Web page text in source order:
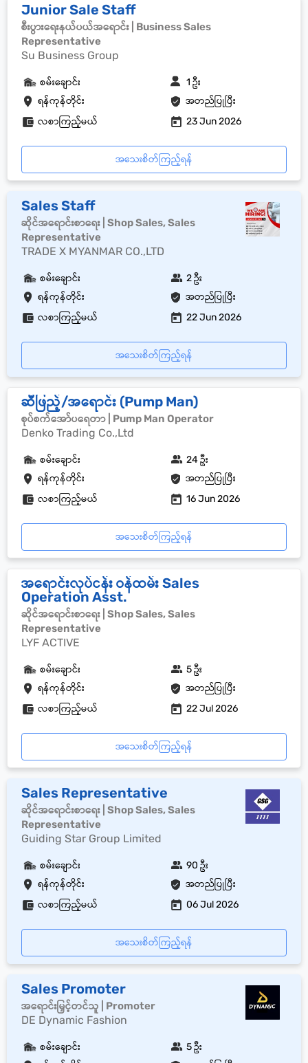
Junior Sale Staff
စီးပွားရေးနယ်ပယ်အရောင်း | Business Sales
Representative
Su Business Group
ရန်ကုန်တိုင်း အတည်ပြုပြီး
စမ်းချောင်း 1 ဦး
လစာကြည့်မယ် 23 Jun 2026
အသေးစိတ်ကြည့်ရန်
Sales Staff
ဆိုင်အရောင်းစာရေး | Shop Sales, Sales
Representative
TRADE X MYANMAR CO.,LTD
ရန်ကုန်တိုင်း အတည်ပြုပြီး
စမ်းချောင်း 2 ဦး
လစာကြည့်မယ် 22 Jun 2026
အသေးစိတ်ကြည့်ရန်
ဆီဖြည့်/အရောင်း (Pump Man)
စုပ်စက်အော်ပရေတာ | Pump Man Operator
Denko Trading Co.,Ltd
ရန်ကုန်တိုင်း အတည်ပြုပြီး
စမ်းချောင်း 24 ဦး
လစာကြည့်မယ် 16 Jun 2026
အသေးစိတ်ကြည့်ရန်
အရောင်းလုပ်ငန်း ဝန်ထမ်း Sales
Operation Asst.
ဆိုင်အရောင်းစာရေး | Shop Sales, Sales
Representative
LYF ACTIVE
ရန်ကုန်တိုင်း အတည်ပြုပြီး
စမ်းချောင်း 5 ဦး
လစာကြည့်မယ် 22 Jul 2026
အသေးစိတ်ကြည့်ရန်
Sales Representative
ဆိုင်အရောင်းစာရေး | Shop Sales, Sales
Representative
Guiding Star Group Limited
ရန်ကုန်တိုင်း အတည်ပြုပြီး
စမ်းချောင်း 90 ဦး
လစာကြည့်မယ် 06 Jul 2026
အသေးစိတ်ကြည့်ရန်
Sales Promoter
အရောင်းမြှင့်တင်သူ | Promoter
DE Dynamic Fashion
စမ်းချောင်း 5 ဦး